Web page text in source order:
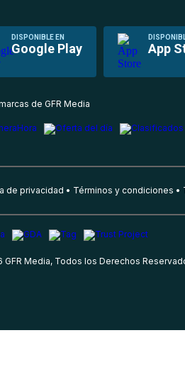
DISPONIBLE EN
Google Play App
de GFR Media
de privacidad Términos y condiciones
GFR Media, Todos los Derechos